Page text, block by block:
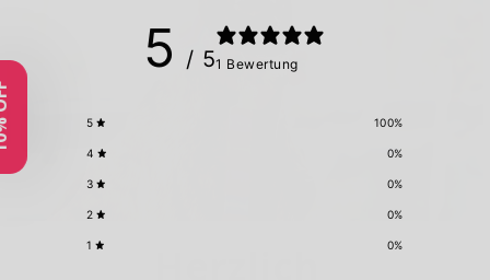
5 / 51 Bewertung
5 100%
4 0%
3 0%
2 0%
1 0%
willkommen!